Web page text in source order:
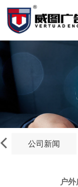
公司新闻
户